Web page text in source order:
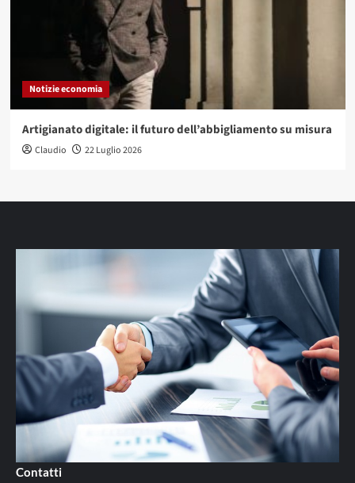
Notizie economia
Artigianato digitale: il futuro dell’abbigliamento su misura
Claudio 22 Luglio 2026
Contatti